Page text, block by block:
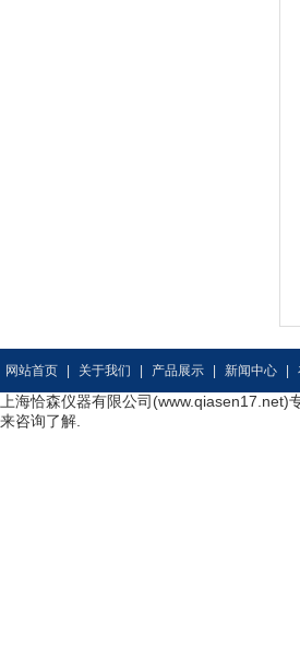
网站首页 关于我们 产品展示 新闻中心
上海恰森仪器有限公司(www.qiasen17.net)
来咨询了解.